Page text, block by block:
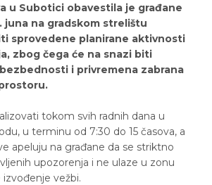
u Subotici obavestila je građane
juna na gradskom strelištu
sprovedene planirane aktivnosti
zbog čega će na snazi biti
i privremena zabrana
tokom svih radnih dana u
u terminu od 7:30 do 15 časova, a
apeluju na građane da se striktno
upozorenja i ne ulaze u zonu
vežbi.